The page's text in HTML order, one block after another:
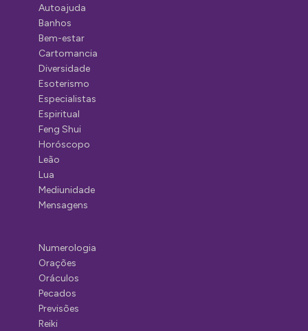
Autoajuda
Banhos
Bem-estar
Cartomancia
Diversidade
Esoterismo
Especialistas
Espiritual
Feng Shui
Horóscopo
Leão
Lua
Mediunidade
Mensagens
Numerologia
Orações
Oráculos
Pecados
Previsões
Reiki